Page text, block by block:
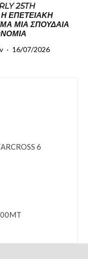
25TH
Η ΕΠΕΤΕΙΑΚΉ
ΜΙΑ ΣΠΟΥΔΑΊΑ
· 16/07/2026
6